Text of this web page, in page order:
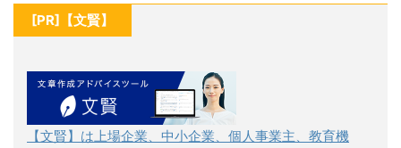
[PR]【文賢】
【文賢】は上場企業、中小企業、個人事業主、教育機